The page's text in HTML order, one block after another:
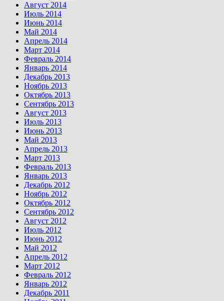
Август 2014
Июль 2014
Июнь 2014
Май 2014
Апрель 2014
Март 2014
Февраль 2014
Январь 2014
Декабрь 2013
Ноябрь 2013
Октябрь 2013
Сентябрь 2013
Август 2013
Июль 2013
Июнь 2013
Май 2013
Апрель 2013
Март 2013
Февраль 2013
Январь 2013
Декабрь 2012
Ноябрь 2012
Октябрь 2012
Сентябрь 2012
Август 2012
Июль 2012
Июнь 2012
Май 2012
Апрель 2012
Март 2012
Февраль 2012
Январь 2012
Декабрь 2011